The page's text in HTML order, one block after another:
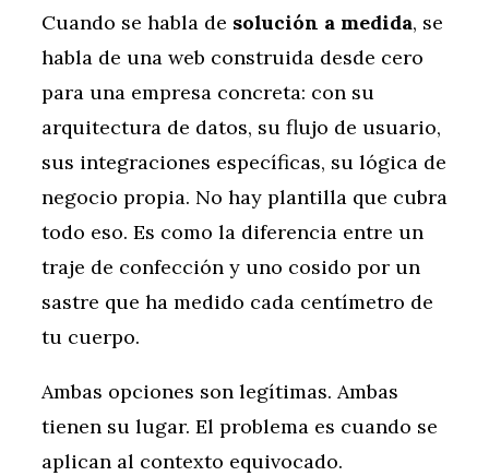
Cuando se habla de solución a medida, se
habla de una web construida desde cero
para una empresa concreta: con su
arquitectura de datos, su flujo de usuario,
sus integraciones específicas, su lógica de
negocio propia. No hay plantilla que cubra
todo eso. Es como la diferencia entre un
traje de confección y uno cosido por un
sastre que ha medido cada centímetro de
tu cuerpo.
Ambas opciones son legítimas. Ambas
tienen su lugar. El problema es cuando se
aplican al contexto equivocado.